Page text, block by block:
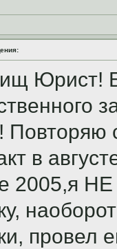
Юрист!
в
2005,я НЕ
провел